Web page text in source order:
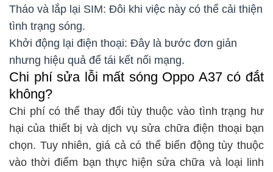
Tháo và lắp lại SIM: Đôi khi việc này có thể cải thiện
tình trạng sóng.
Khởi động lại điện thoại: Đây là bước đơn giản
nhưng hiệu quả để tái kết nối mạng.
Chi phí sửa lỗi mất sóng Oppo A37 có đắt
không?
Chi phí có thể thay đổi tùy thuộc vào tình trạng hư
hại của thiết bị và dịch vụ sửa chữa điện thoại bạn
chọn. Tuy nhiên, giá cả có thể biến động tùy thuộc
vào thời điểm bạn thực hiện sửa chữa và loại linh